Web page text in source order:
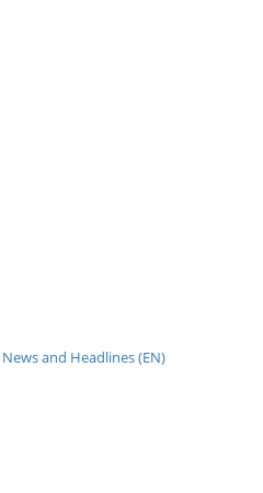
and Headlines (EN)